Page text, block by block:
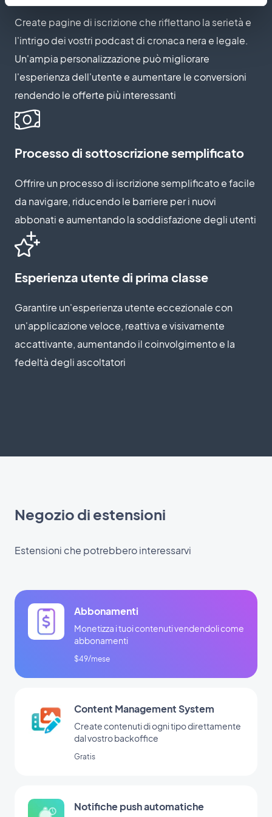
Create pagine di iscrizione che riflettano la serietà e
l'intrigo dei vostri podcast di cronaca nera e legale.
Un'ampia personalizzazione può migliorare
l'esperienza dell'utente e aumentare le conversioni
rendendo le offerte più interessanti
Processo di sottoscrizione semplificato
Offrire un processo di iscrizione semplificato e facile
da navigare, riducendo le barriere per i nuovi
abbonati e aumentando la soddisfazione degli utenti
Esperienza utente di prima classe
Garantire un'esperienza utente eccezionale con
un'applicazione veloce, reattiva e visivamente
accattivante, aumentando il coinvolgimento e la
fedeltà degli ascoltatori
Negozio di estensioni
Estensioni che potrebbero interessarvi
Abbonamenti
Monetizza i tuoi contenuti vendendoli come
abbonamenti
$49/mese
Content Management System
Create contenuti di ogni tipo direttamente
dal vostro backoffice
Gratis
Notifiche push automatiche